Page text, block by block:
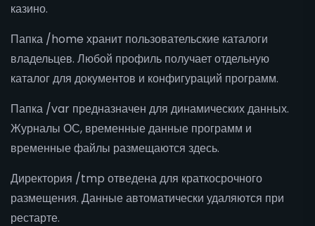
казино.
Папка /home хранит пользовательские каталоги
владельцев. Любой профиль получает отдельную
каталог для документов и конфигураций программ.
Папка /var предназначен для динамических данных.
Журналы ОС, временные данные программ и
временные файлы размещаются здесь.
Директория /tmp отведена для краткосрочного
размещения. Данные автоматически удаляются при
рестарте.